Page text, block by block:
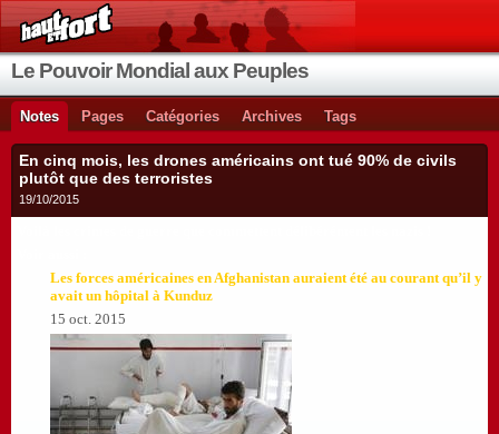
Le Pouvoir Mondial aux Peuples
Notes Pages Catégories Archives Tags
En cinq mois, les drones américains ont tué 90% de civils
plutôt que des terroristes
19/10/2015
Les forces américaines en Afghanistan auraient été au courant qu’il y
avait un hôpital à Kunduz
15 oct. 2015